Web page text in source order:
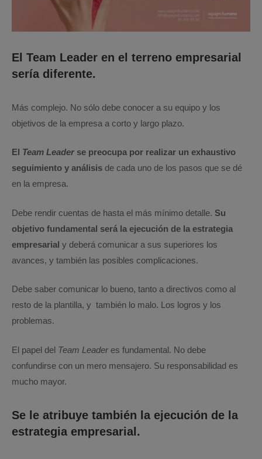
El Team Leader en el terreno empresarial
sería diferente.
Más complejo. No sólo debe conocer a su equipo y los
objetivos de la empresa a corto y largo plazo.
El Team Leaderse preocupa por realizar un exhaustivo
seguimiento y análisis de cada uno de los pasos que se dé
en la empresa.
Debe rendir cuentas de hasta el más mínimo detalle. Su
objetivo fundamental será la ejecución de la estrategia
empresarial y deberá comunicar a sus superiores los
avances, y también las posibles complicaciones.
Debe saber comunicar lo bueno, tanto a directivos como al
resto de la plantilla, y también lo malo. Los logros y los
problemas.
El papel del Team Leaderes fundamental. No debe
confundirse con un mero mensajero. Su responsabilidad es
mucho mayor.
Se le atribuye también la ejecución de la
estrategia empresarial.